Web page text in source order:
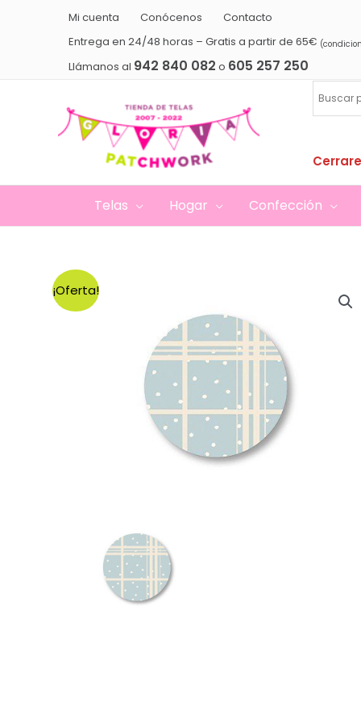
Mi cuenta Conócenos
Contacto
Entrega en 24/48 horas – Gratis a partir de 65€
Llámanos al 942 840 082 o 605 257 250
Telas Hogar Confección
¡Oferta!